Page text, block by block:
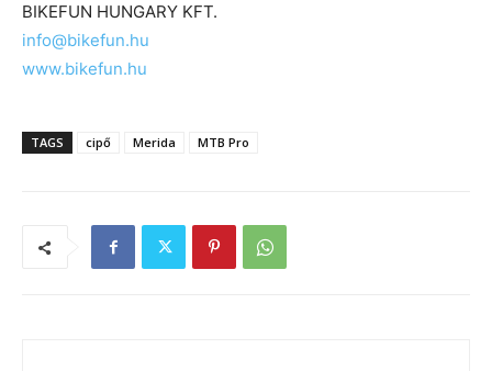
BIKEFUN HUNGARY KFT.
info@bikefun.hu
www.bikefun.hu
TAGS cipő Merida MTB Pro